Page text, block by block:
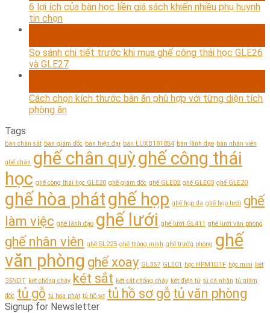
6 lợi ích của bàn học liền giá sách khiến nhiều phụ huynh
tin chọn
So sánh chi tiết trước khi mua ghế công thái học GLE26
và GLE27
Cách chọn kích thước bàn ăn phù hợp với từng diện tích
phòng ăn
Tags
bàn chân sắt bàn giám đốc bàn hiện đại bàn LUXB1818S4 bàn lãnh đạo bàn nhân viên
ghế chân ghế chân quỳghế công thái
học ghế công thái học GLE20 ghế giám đốc ghế GLE02 ghế GLE03 ghế GLE20
ghế hòa phátghế họp ghế họp da ghế họp lưới ghế
làm việc ghế lãnh đạo ghế lưới ghế lưới GL411 ghế lưới văn phòng
ghế nhân viên ghế SL225 ghế thông minh ghế trưởg phòng ghế
văn phòng ghế xoay GL357 GLE01 hộc HPM1D1F hộc mini két
35NDT két chống cháy két sắt két sắt chống cháy két điện tử tủ cá nhân tủ giám
đốc tủ gỗ tủ hòa phát tủ hồ sơ tủ hồ sơ gỗ tủ văn phòng
Signup for Newsletter